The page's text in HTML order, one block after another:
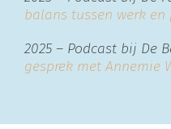
balans tussen werk
2025 – Podcast bij De
gesprek met Annemie